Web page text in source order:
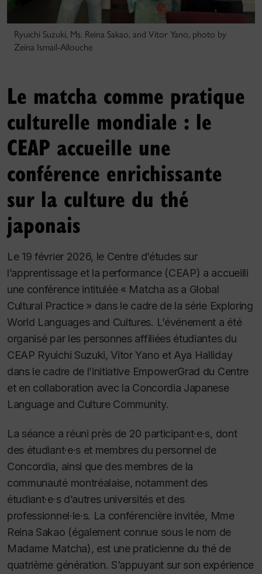
Ryuichi Suzuki, Ms. Reina Sakao, and Vitor Yano, photo by
Zeina Ismail-Allouche
Le matcha comme pratique
culturelle mondiale : le
CEAP accueille une
conférence enrichissante
sur la culture du thé
japonais
Le 19 février 2026, le Centre d’études sur
l’apprentissage et la performance (CEAP) a accueilli
une conférence intitulée « Matcha as a Global
Cultural Practice » dans le cadre de la série Exploring
World Languages and Cultures. L’événement a été
organisé par les personnes affiliées étudiantes du
CEAP Ryuichi Suzuki, Vitor Yano et Aya Halliday
dans le cadre de l’initiative EmpowerGrad du Centre
et en collaboration avec la Concordia Japanese
Language and Culture Community.
La séance a réuni près de 20 participant·e·s, dont
des étudiant·e·s et membres du personnel de
Concordia, ainsi que des membres de la
communauté montréalaise, notamment des
étudiant·e·s d’autres universités et des
professionnel·le·s. La conférencière invitée, Mme
Reina Sakao (également connue sous le nom de
Madame Matcha), est une praticienne du thé de
quatrième génération. S’appuyant sur son expérience